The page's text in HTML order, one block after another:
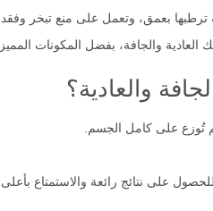
بعمق، وتعمل على منع تبخر
العادية والجافة، بفضل المكونات
والعادية؟
تُوزع على كامل الجسم.
على نتائج رائعة والاستمتاع